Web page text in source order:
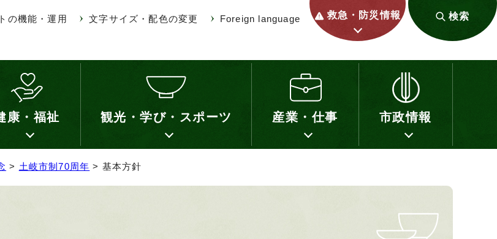
の機能・運用 文字サイズ・配色の変更 Foreign language 救急・防災情報 検索
康・福祉 観光・学び・スポーツ 産業・仕事 市政情報
> 土岐市制70周年 > 基本方針